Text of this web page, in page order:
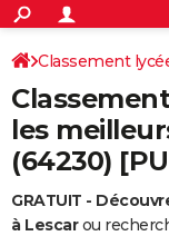
ACTUALITÉS
Politique
Société
Faits Divers
Education
Monde
Villes
+
SPORT
Coupe du monde
Football
Tennis
Cyclisme
Rugby
Forum
CULTURE
Programme TV
TNT
Streaming
Cinéma
Sorties cinéma
Musique
+
FINANCE
Retraite
Impôts
Epargne
Immobilier
Risques naturels par
Banque
Assurance
Crédit
AUTO
Classement
les
(64230)
GRATUIT -
à Lescarou